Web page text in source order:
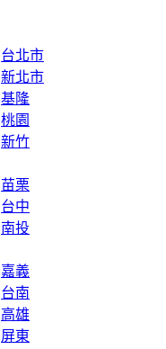
台北市
新北市
基隆
桃園
新竹
苗栗
台中
南投
嘉義
台南
高雄
屏東